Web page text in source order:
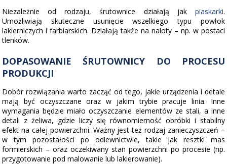
Niezależnie od rodzaju, śrutownice działają jak piaskarki.
Umożliwiają skuteczne usunięcie wszelkiego typu powłok
lakierniczych i farbiarskich. Działają także na naloty – np. w postaci
tlenków.
DOPASOWANIE ŚRUTOWNICY DO PROCESU
PRODUKCJI
Dobór rozwiązania warto zacząć od tego, jakie urządzenia i detale
mają być oczyszczane oraz w jakim trybie pracuje linia. Inne
wymagania będzie miało oczyszczanie elementów ze stali, a inne
detali z żeliwa, gdzie liczy się równomierność obróbki i stabilny
efekt na całej powierzchni. Ważny jest też rodzaj zanieczyszczeń –
w tym pozostałości po odlewnictwie, takie jak resztki mas
formierskich – oraz oczekiwany stan powierzchni po procesie (np.
przygotowanie pod malowanie lub lakierowanie).